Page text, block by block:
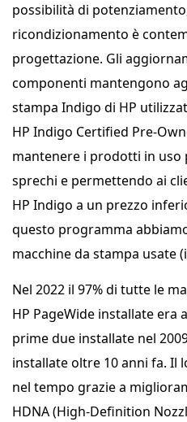
possibilità di
ricondizionamento è
progettazione. Gli
componenti mantengono
stampa Indigo di HP
HP Indigo Certified Pre-
mantenere i prodotti in uso
sprechi e permettendo ai
HP Indigo a un prezzo
questo programma
macchine da stampa usate
Nel 2022 il 97% di tutte le
HP PageWide installate era
prime due installate nel
installate oltre 10 anni fa. Il
nel tempo grazie a
HDNA (High-Definition